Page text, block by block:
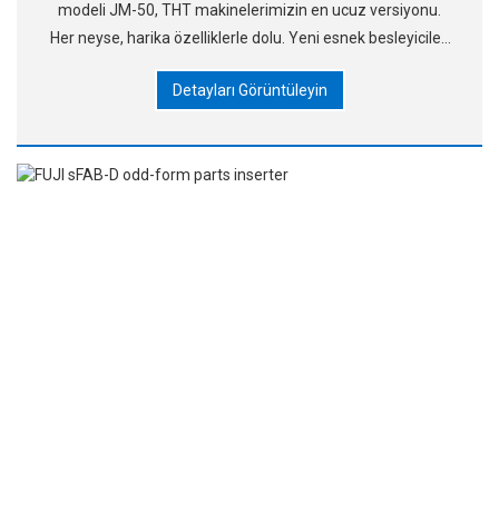
modeli JM-50, THT makinelerimizin en ucuz versiyonu.
Her neyse, harika özelliklerle dolu. Yeni esnek besleyiciler,
Detayları Görüntüleyin